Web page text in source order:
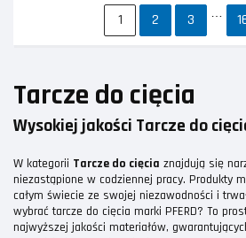
1 2 3 …
Tarcze do cięcia
Wysokiej jakości Tarcze do
W kategorii Tarcze do cięcia znajdują się
niezastąpione w codziennej pracy. Produkty
całym świecie ze swojej niezawodności i
wybrać tarcze do cięcia marki PFERD? To
najwyższej jakości materiałów,